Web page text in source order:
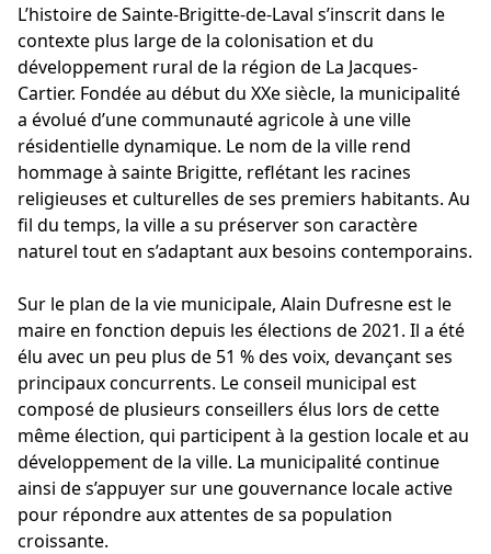
L’histoire de Sainte-Brigitte-de-Laval s’inscrit dans le
contexte plus large de la colonisation et du
développement rural de la région de La Jacques-
Cartier. Fondée au début du XXe siècle, la municipalité
a évolué d’une communauté agricole à une ville
résidentielle dynamique. Le nom de la ville rend
hommage à sainte Brigitte, reflétant les racines
religieuses et culturelles de ses premiers habitants. Au
fil du temps, la ville a su préserver son caractère
naturel tout en s’adaptant aux besoins contemporains.
Sur le plan de la vie municipale, Alain Dufresne est le
maire en fonction depuis les élections de 2021. Il a été
élu avec un peu plus de 51 % des voix, devançant ses
principaux concurrents. Le conseil municipal est
composé de plusieurs conseillers élus lors de cette
même élection, qui participent à la gestion locale et au
développement de la ville. La municipalité continue
ainsi de s’appuyer sur une gouvernance locale active
pour répondre aux attentes de sa population
croissante.